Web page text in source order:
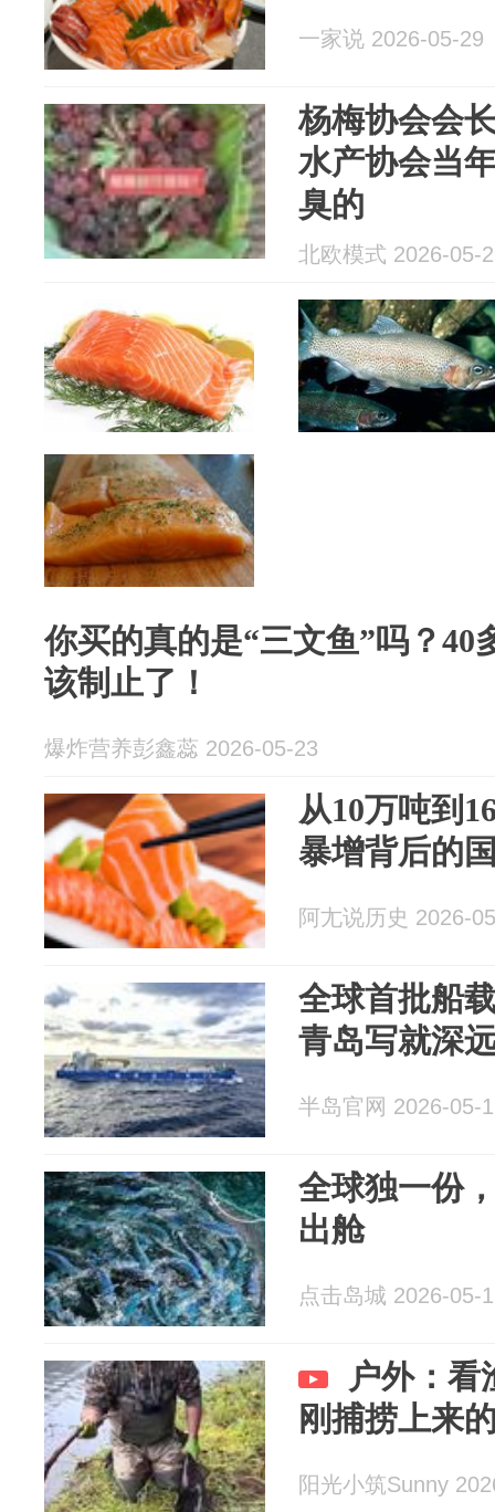
一家说 2026-05-29
杨梅协会会
水产协会当
臭的
北欧模式 2026-05-
你买的真的是“三文鱼”吗？40
该制止了！
爆炸营养彭鑫蕊 2026-05-23
从10万吨到
暴增背后的
阿尢说历史 2026-
全球首批船
青岛写就深
半岛官网 2026-05-
全球独一份
出舱
点击岛城 2026-05-
户外：看
刚捕捞上来
阳光小筑Sunny